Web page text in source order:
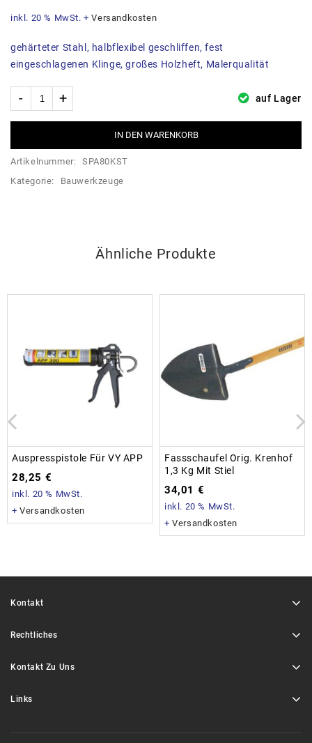
inkl. 20 % MwSt. +Versandkosten
gehärteter Stahl, halbflexibel geschliffen, fest
eingeschlagenen Klinge, großes Holzheft, Malerqualität
auf Lager
IN DEN WARENKORB
Artikelnummer: SPA80KST
Kategorie:
Bauwerkzeuge
Ähnliche Produkte
Auspresspistole Für VY APP
28,25 €
inkl. 20 % MwSt.
+Versandkosten
Fassschaufel Orig. Krenhof
1,3 Kg Mit Stiel
34,01 €
inkl. 20 % MwSt.
+Versandkosten
Kontakt
Rechtliches
Kontakt Zu Uns
Links